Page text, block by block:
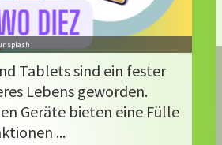
Tablets sind ein fester
Lebens geworden.
Geräte bieten eine Fülle
...